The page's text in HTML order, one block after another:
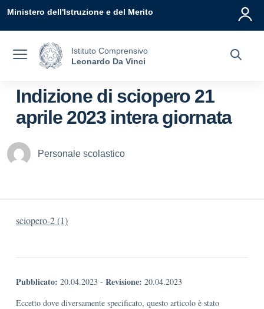
Ministero dell'Istruzione e del Merito
Istituto Comprensivo
Leonardo Da Vinci
Indizione di sciopero 21
aprile 2023 intera giornata
Personale scolastico
sciopero-2 (1)
Pubblicato: 20.04.2023 - Revisione: 20.04.2023
Eccetto dove diversamente specificato, questo articolo è stato